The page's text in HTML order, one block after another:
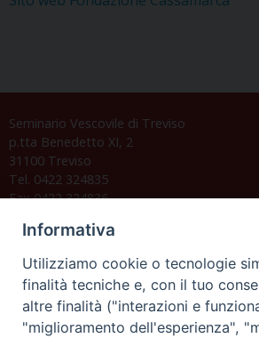
Seminario Vescovile di Treviso
p.tta Benedetto XI, 2
31100 Treviso
Tel. 0422 324835
Fax 0422 324836
C.F. 94004060268
Orario di segreteria
Informativa
Utilizziamo cookie o tecnologie
finalità tecniche e, con il tuo
altre finalità ("interazioni e
"miglioramento dell'esperienza",